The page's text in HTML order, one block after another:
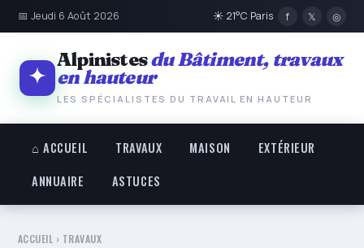
📅 Jeudi 6 Août 2026 ☀ 21°C Paris f 𝕏 ◎
Alpinistesdu Bâtiment, travaux
en hauteur
LES SPÉCIALISTES DU TRAVAIL EN HAUTEUR
⌂ ACCUEIL TRAVAUX MAISON
EXTÉRIEUR
ANNUAIRE
ASTUCES
ACCUEIL › TRAVAUX